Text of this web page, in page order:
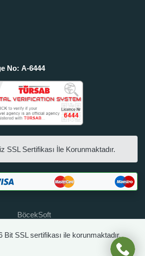
No: A-6444
SSL Sertifikası İle Korunmaktadır.
BöcekSoft
Bit SSL sertifikası ile korunmaktadır.